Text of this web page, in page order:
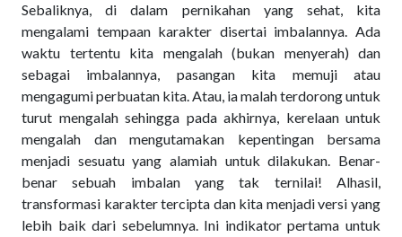
Sebaliknya, di dalam pernikahan yang sehat, kita
mengalami tempaan karakter disertai imbalannya. Ada
waktu tertentu kita mengalah (bukan menyerah) dan
sebagai imbalannya, pasangan kita memuji atau
mengagumi perbuatan kita. Atau, ia malah terdorong untuk
turut mengalah sehingga pada akhirnya, kerelaan untuk
mengalah dan mengutamakan kepentingan bersama
menjadi sesuatu yang alamiah untuk dilakukan. Benar-
benar sebuah imbalan yang tak ternilai! Alhasil,
transformasi karakter tercipta dan kita menjadi versi yang
lebih baik dari sebelumnya. Ini indikator pertama untuk